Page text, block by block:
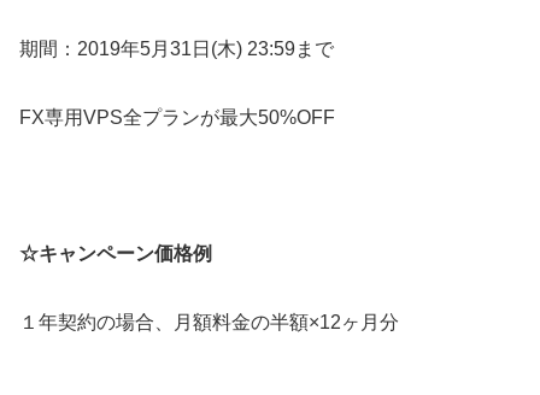
期間：2019年5月31日(木) 23:59まで
FX専用VPS全プランが最大50%OFF
☆キャンペーン価格例
１年契約の場合、月額料金の半額×12ヶ月分